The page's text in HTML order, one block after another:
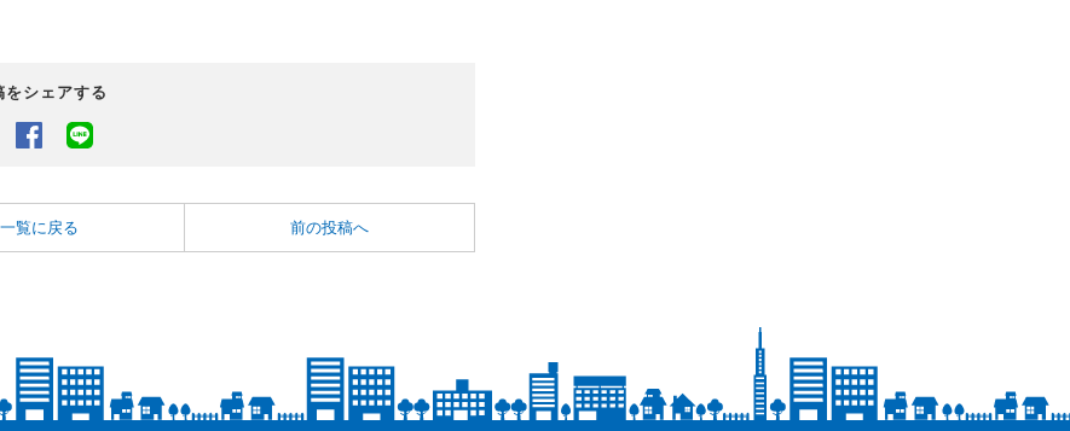
をシェアする
Twitter Facebook
一覧に戻る 前の投稿へ